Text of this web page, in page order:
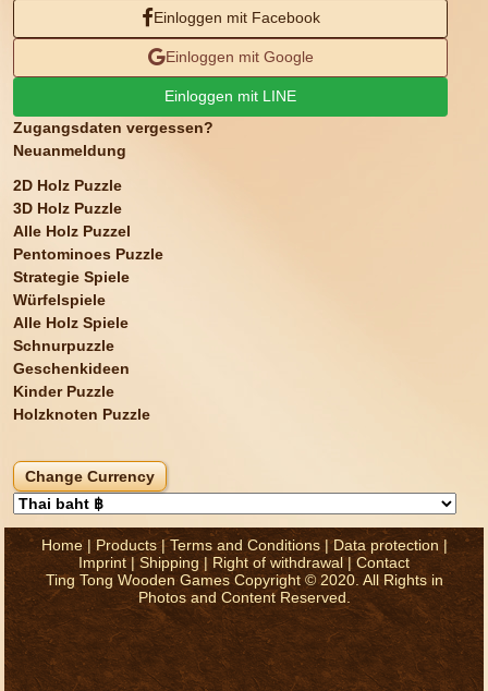
Einloggen mit Facebook
Einloggen mit Google
Einloggen mit LINE
Zugangsdaten vergessen?
Neuanmeldung
2D Holz Puzzle
3D Holz Puzzle
Alle Holz Puzzel
Pentominoes Puzzle
Strategie Spiele
Würfelspiele
Alle Holz Spiele
Schnurpuzzle
Geschenkideen
Kinder Puzzle
Holzknoten Puzzle
Home|Products|Terms and Conditions|Data protection |
Imprint|Shipping| Right of withdrawal|Contact
Ting Tong Wooden Games Copyright © 2020. All Rights in
Photos and Content Reserved.